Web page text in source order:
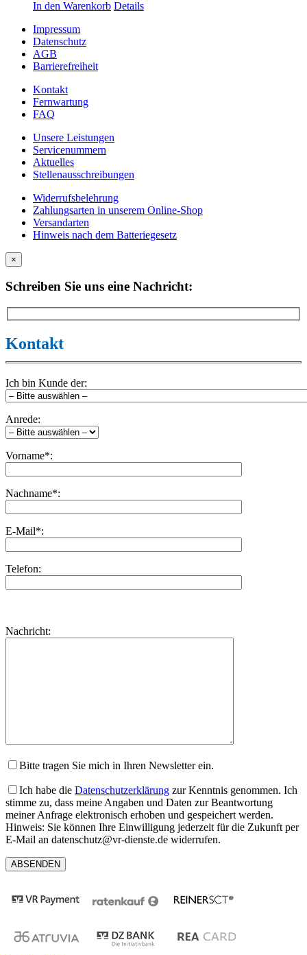
In den Warenkorb Details
Impressum
Datenschutz
AGB
Barrierefreiheit
Kontakt
Fernwartung
FAQ
Unsere Leistungen
Servicenummern
Aktuelles
Stellenausschreibungen
Widerrufsbelehrung
Zahlungsarten in unserem Online-Shop
Versandarten
Hinweis nach dem Batteriegesetz
×
Schreiben Sie uns eine Nachricht:
Kontakt
Ich bin Kunde der:
Anrede:
Vorname*:
Nachname*:
E-Mail*:
Telefon:
dieses
lasse
Nachricht:
Bitte tragen Sie mich in Ihren Newsletter ein.
Ich habe die Datenschutzerklärung zur Kenntnis genommen. Ich
stimme zu, dass meine Angaben und Daten zur Beantwortung
meiner Anfrage elektronisch erhoben und gespeichert werden.
Hinweis: Sie können Ihre Einwilligung jederzeit für die Zukunft per
E-Mail an datenschutz@vr-dienste.de widerrufen.